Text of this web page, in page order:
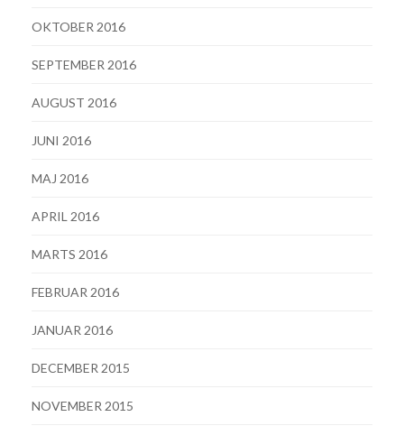
OKTOBER 2016
SEPTEMBER 2016
AUGUST 2016
JUNI 2016
MAJ 2016
APRIL 2016
MARTS 2016
FEBRUAR 2016
JANUAR 2016
DECEMBER 2015
NOVEMBER 2015